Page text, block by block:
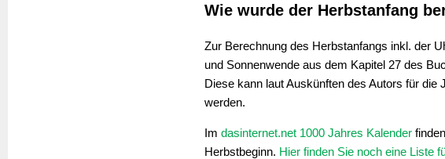
Wie wurde der Herbstanfang
Zur Berechnung des Herbstanfangs inkl. der
und Sonnenwende aus dem Kapitel 27 des
Diese kann laut Auskünften des Autors für
werden.
Im dasinternet.net 1000 Jahres Kalender
Herbstbeginn. Hier finden Sie noch eine Liste